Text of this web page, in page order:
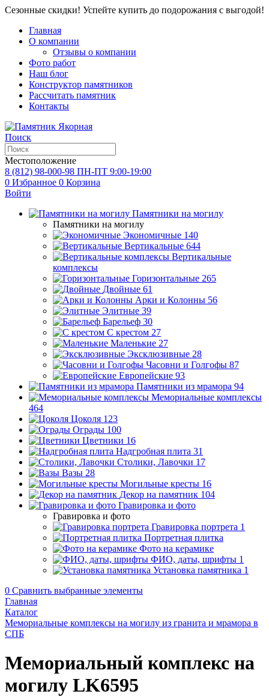
Сезонные скидки! Успейте купить до подорожания с выгодой!
Главная
О компании
Отзывы о компании
Фото работ
Наш блог
Конструктор памятников
Рассчитать памятник
Контакты
Поиск
Местоположение
8 (812) 98-000-98 ПН-ПТ 9:00-19:00
0 Избранное 0 Корзина
Войти
Памятники на могилу
Памятники на могилу
Экономичные 140
Вертикальные 644
Вертикальные
комплексы
Горизонтальные 265
Двойные 61
Арки и Колонны 56
Элитные 39
Барельеф 30
С крестом 27
Маленькие 27
Эксклюзивные 28
Часовни и Голгофы 87
Европейские 93
Памятники из мрамора 94
Мемориальные комплексы
464
Цоколя 123
Ограды 100
Цветники 16
Надгробная плита 31
Столики, Лавочки 17
Вазы 28
Могильные кресты 16
Декор на памятник 104
Гравировка и фото
Гравировка и фото
Гравировка портрета 1
Портретная плитка
Фото на керамике
ФИО, даты, шрифты 1
Установка памятника 1
0 Сравнить выбранные элементы
Главная
Каталог
Мемориальные комплексы на могилу из гранита и мрамора в
СПБ
Мемориальный комплекс на
могилу LK6595